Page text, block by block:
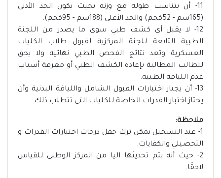
11- أن يتناسب طوله مع وزنه بحيث يكون الحد الأدنى
(165سم - 52كجم) والحد الأعلى (188سم - 95كجم).
12- لا يقبل أي كشف طبي سوى ما يصدر من اللجنة
الطبية التابعة للجنة المركزية لقبول طلاب الكليات
العسكرية وتعد نتائج الفحص الطبي نهائية ولا يحق
للطالب المطالبة بإعادة الكشف الطبي أو معرفة أسباب
عدم اللياقة الطبية.
13- أن يجتاز اختبارات القبول الشامل واللياقة البدنية وأن
يجتاز اختبار القدرات الخاصة للكليات التي تتطلب ذلك.
ملاحظة:
1- عند التسجيل يمكن ترك حقل درجات اختبارات القدرات و
التحصيلي والكفايات.
2- حيث أنه يتم تحديثها اليا من المركز الوطني للقياس
لاحقًا.